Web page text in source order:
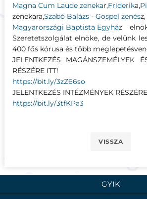
Magna Cum Laude zenekar,Friderika,
zenekara,Szabó Balázs - Gospel zenés
Magyarországi Baptista Egyház
Szeretetszolgálat elnöke, de velünk
400 fős kórusa és több
JELENTKEZÉS MAGÁNSZEMÉLYEK
RÉSZÉRE ITT!
https://bit.ly/3zZ66so
JELENTKEZÉS INTÉZMÉNYEK
https://bit.ly/3tfKPa3
VISSZA
GYIK